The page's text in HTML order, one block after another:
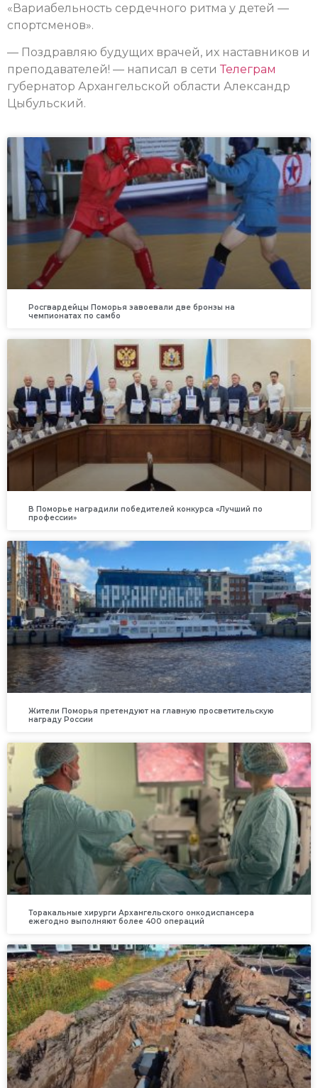
«Вариабельность сердечного ритма у детей —
спортсменов».
— Поздравляю будущих врачей, их наставников и
преподавателей! — написал в сети Телеграм
губернатор Архангельской области Александр
Цыбульский.
Росгвардейцы Поморья завоевали две бронзы на
чемпионатах по самбо
В Поморье наградили победителей конкурса «Лучший по
профессии»
Жители Поморья претендуют на главную просветительскую
награду России
Торакальные хирурги Архангельского онкодиспансера
ежегодно выполняют более 400 операций